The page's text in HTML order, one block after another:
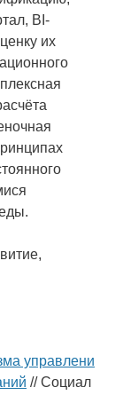
BI-
их
управлени
// Социал